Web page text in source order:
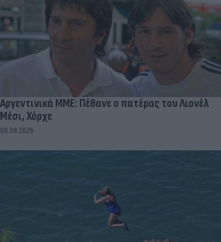
Αργεντινικά ΜΜΕ: Πέθανε ο πατέρας του Λιονέλ
Μέσι, Χόρχε
08.08.2026